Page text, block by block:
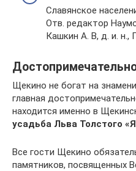
Славянское
Отв. редактор
Кашкин А. В, д. и. н.,
Щекино не богат на
главная
находится именно в
усадьба Льва Толстого
Все гости Щекино
памятников, посвященных